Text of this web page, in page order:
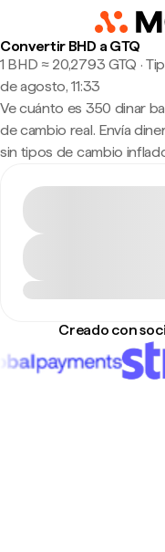
Convertir BHD a GTQ
1 BHD ≈ 20,2793 GTQ ·
de agosto, 11:33
Ve cuánto es 350 dinar
de cambio real. Envía
sin tipos de cambio
Creado con